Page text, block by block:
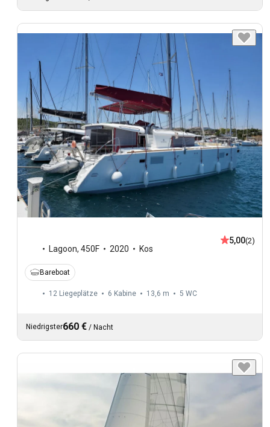
Lagoon, 450F 2020 Kos
5,00(2)
Bareboat
12 Liegeplätze 6 Kabine 13,6 m 5 WC
Niedrigster660 € / Nacht